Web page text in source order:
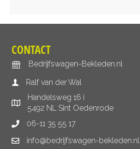
CONTACT
Bedrijfswagen-Bekleden.nl
Ralf van der Wal
Handelsweg 16 i
5492 NL Sint Oedenrode
06-11 35 55 17
info@bedrijfswagen-bekleden.nl